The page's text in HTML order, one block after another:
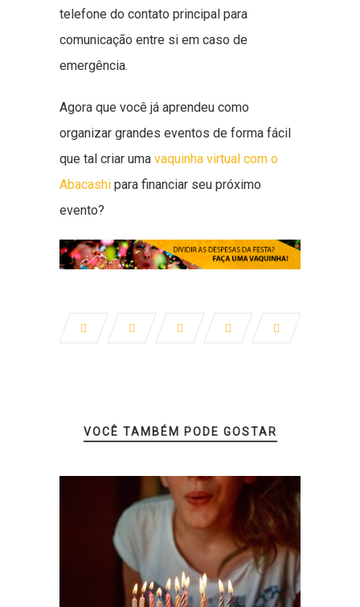
telefone do contato principal para
comunicação entre si em caso de
emergência.
Agora que você já aprendeu como
organizar grandes eventos de forma fácil
que tal criar uma vaquinha virtual com o
Abacashi para financiar seu próximo
evento?
VOCÊ TAMBÉM PODE GOSTAR